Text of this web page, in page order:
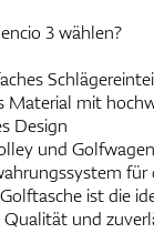
3 wählen?
Material mit
Design
und Golfwagen
ist die
und